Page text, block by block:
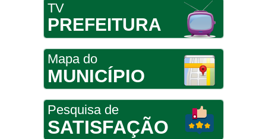
TV
PREFEITURA
Mapa do
MUNICÍPIO
Pesquisa de
SATISFAÇÃO